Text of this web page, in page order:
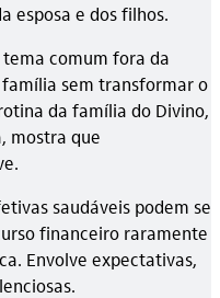
esposa e dos filhos.
tema comum fora da
sem transformar o
da família do Divino,
mostra que
saudáveis podem se
financeiro raramente
Envolve expectativas,